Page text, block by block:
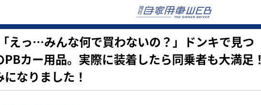
えっ…みんな何で買わないの？」ドンキで見つ
カー用品。実際に装着したら同乗者も大満足！
なりました！